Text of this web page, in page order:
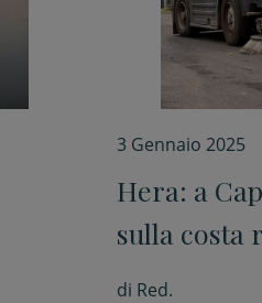
3 Gennaio 2025
Hera: a
sulla costa
chili di
di Red.